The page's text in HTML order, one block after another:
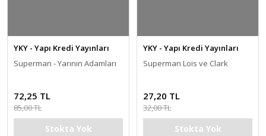
YKY - Yapı Kredi Yayınları
Superman - Yarının Adamları
72,25 TL
85,00 TL
Stokta Yok
YKY - Yapı Kredi Yayınları
Superman Lois ve Clark
27,20 TL
32,00 TL
Stokta Yok